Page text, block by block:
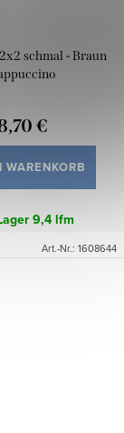
schmal - Braun
€
WARENKORB
9,4 lfm
Art.-Nr.: 1608644